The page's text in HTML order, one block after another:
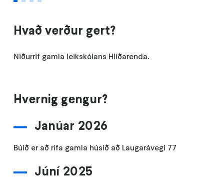
Hvað verður gert?
Niðurrif gamla leikskólans Hlíðarenda.
Hvernig gengur?
Janúar 2026
Búið er að rífa gamla húsið að Laugarávegi 77
Júní 2025